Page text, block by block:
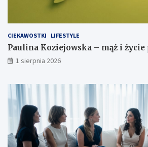
CIEKAWOSTKI LIFESTYLE
Paulina Koziejowska – mąż i
1 sierpnia 2026